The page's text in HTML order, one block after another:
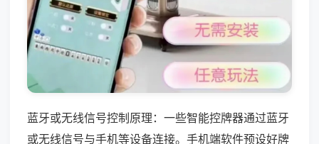
蓝牙或无线信号控制原理：一些智能控牌器通过蓝牙
或无线信号与手机等设备连接。手机端软件预设好牌